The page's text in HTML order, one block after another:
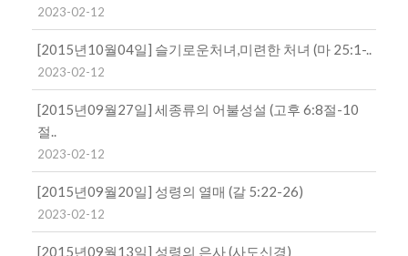
2023-02-12
[2015년10월04일] 슬기로운처녀,미련한 처녀 (마 25:1-..
2023-02-12
[2015년09월27일] 세종류의 어불성설 (고후 6:8절-10
절..
2023-02-12
[2015년09월20일] 성령의 열매 (갈 5:22-26)
2023-02-12
[2015년09월13일] 성령의 은사 (사도신경)